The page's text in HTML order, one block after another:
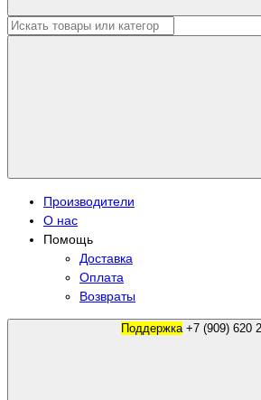
Производители
О нас
Помощь
Доставка
Оплата
Возвраты
Поддержка